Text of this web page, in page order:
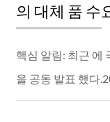
의 대체 품 수
핵심 알림: 최근 에
을 공동 발표 했다
부 플라스틱 제품